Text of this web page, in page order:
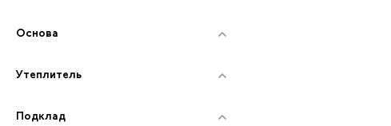
Основа
Утеплитель
Подклад